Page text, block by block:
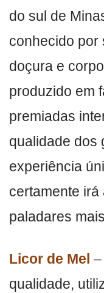
do sul de
conhecido por
doçura e
produzido em
premiadas
qualidade dos
experiência
certamente
paladares
Licor de Mel –
qualidade,